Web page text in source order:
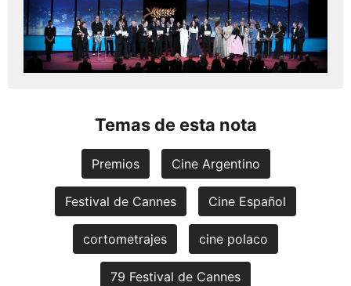
Temas de esta nota
Premios Cine Argentino
Festival de Cannes Cine Español
cortometrajes cine polaco
79 Festival de Cannes